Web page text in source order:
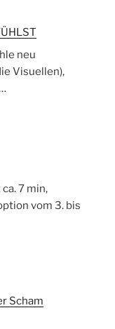
neu
Visuellen),
7 min,
vom 3. bis
Scham